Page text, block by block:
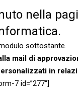
nella
sottostante.
mail di
in
7 id=”277″]